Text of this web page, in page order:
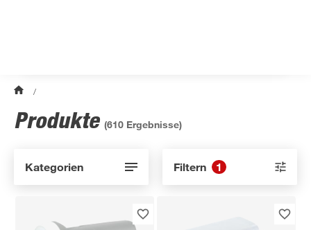
/
Produkte (610 Ergebnisse)
Kategorien Filtern 1